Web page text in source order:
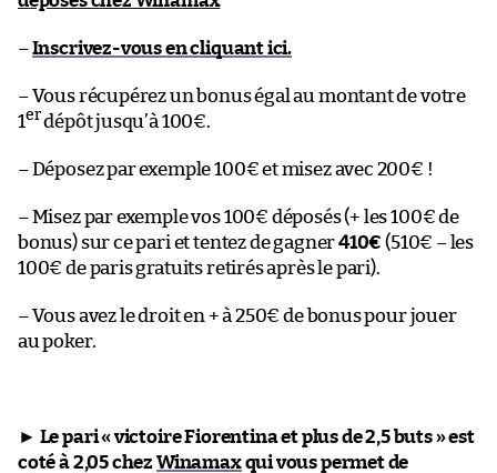
–Inscrivez-vous en cliquant ici.
– Vous récupérez un bonus égal au montant de votre
1erdépôt jusqu’à 100€.
– Déposez par exemple 100€ et misez avec 200€ !
– Misez par exemple vos 100€ déposés (+ les 100€ de
bonus) sur ce pari et tentez de gagner410€ (510€ – les
100€ de paris gratuits retirés après le pari).
– Vous avez le droit en + à 250€ de bonus pour jouer
au poker.
► Le pari « victoire Fiorentina et plus de 2,5 buts » est
coté à 2,05 chez Winamaxqui vous permet de